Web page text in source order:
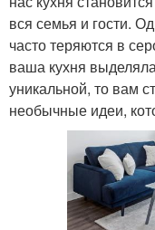
вся семья и гости.
часто теряются в
ваша кухня
уникальной, то вам
необычные идеи,